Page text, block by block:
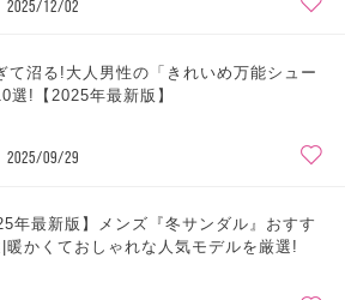
2025/12/02
て沼る!大人男性の「きれいめ万能シュー
選!【2025年最新版】
2025/09/29
年最新版】メンズ『冬サンダル』おすす
暖かくておしゃれな人気モデルを厳選!